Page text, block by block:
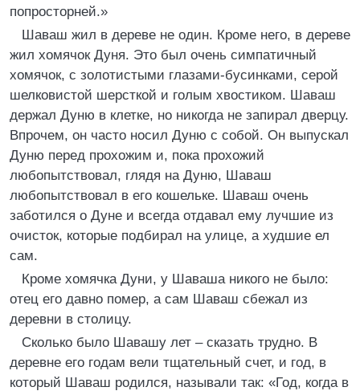
попросторней.»
Шаваш жил в дереве не один. Кроме него, в дереве
жил хомячок Дуня. Это был очень симпатичный
хомячок, с золотистыми глазами-бусинками, серой
шелковистой шерсткой и голым хвостиком. Шаваш
держал Дуню в клетке, но никогда не запирал дверцу.
Впрочем, он часто носил Дуню с собой. Он выпускал
Дуню перед прохожим и, пока прохожий
любопытствовал, глядя на Дуню, Шаваш
любопытствовал в его кошельке. Шаваш очень
заботился о Дуне и всегда отдавал ему лучшие из
очисток, которые подбирал на улице, а худшие ел
сам.
Кроме хомячка Дуни, у Шаваша никого не было:
отец его давно помер, а сам Шаваш сбежал из
деревни в столицу.
Сколько было Шавашу лет – сказать трудно. В
деревне его годам вели тщательный счет, и год, в
который Шаваш родился, называли так: «Год, когда в